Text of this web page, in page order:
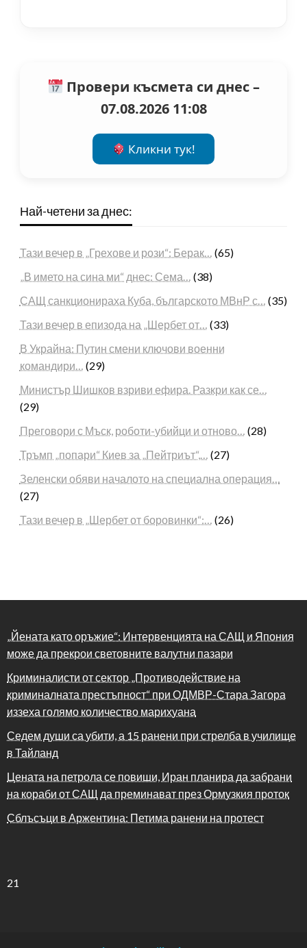
Провери късмета си днес –
07.08.2026 11:08
Кликни тук!
Най-четени за днес:
Тази вечер в „Грехове и рози“: Берак… (65)
„В името на сина ми“ днес: Сема… (38)
САЩ санкционираха Куба, българското МВнР с… (35)
Тази вечер в епизода на „Шербет от… (33)
В Украйна: Путин смени ключови военни
командири… (29)
Министър Шишков взриви ефира. Разкри как се…
(29)
Преговори с Мъск, роботи-убийци и отново… (28)
Тръмп „попари“ Киев за „Пейтриът“,… (27)
Зеленски обяви началото на специална операция…
(27)
Тази вечер в „Шербет от боровинки“:… (26)
„Йената като оръжие“: Интервенцията на САЩ и Япония
може да прекрои световните валутни пазари
Криминалисти от сектор „Противодействие на
криминалната престъпност“ при ОДМВР-Стара Загора
иззеха голямо количество марихуана
Седем души са убити, а 15 ранени при стрелба в училище
в Тайланд
Цената на петрола се повиши, Иран планира да забрани
на кораби от САЩ да преминават през Ормузкия проток
Сблъсъци в Аржентина: Петима ранени на протест
21